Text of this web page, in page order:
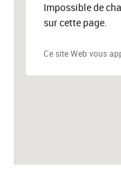
Impossible de
sur cette page.
Ce site Web vous